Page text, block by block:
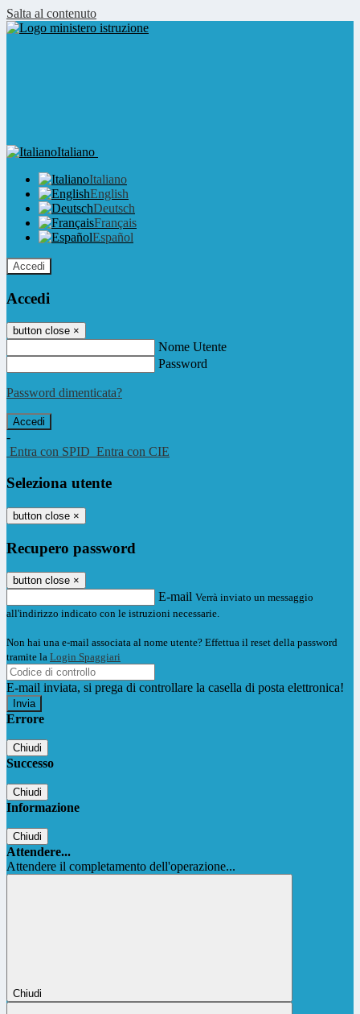
Salta al contenuto
Italiano
Italiano
English
Deutsch
Français
Español
Accedi
Accedi
button close ×
Nome Utente
Password
Password dimenticata?
-
Entra con SPID Entra con CIE
Seleziona utente
button close ×
Recupero password
button close ×
E-mail Verrà inviato un messaggio
all'indirizzo indicato con le istruzioni necessarie.
Non hai una e-mail associata al nome utente? Effettua il reset della password
tramite la Login Spaggiari
E-mail inviata, si prega di controllare la casella di posta elettronica!
Errore
Chiudi
Successo
Chiudi
Informazione
Chiudi
Attendere...
Attendere il completamento dell'operazione...
Chiudi